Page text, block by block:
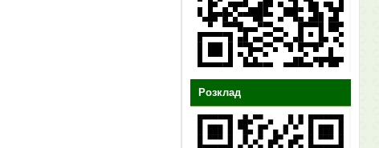
Розклад